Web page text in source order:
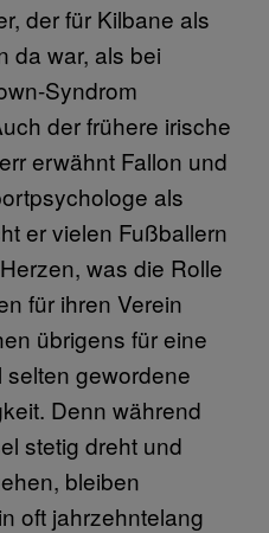
der für Kilbane als
da war, als bei
Syndrom
der frühere irische
erwähnt Fallon und
als
er vielen Fußballern
was die Rolle
für ihren Verein
übrigens für eine
gewordene
Denn während
stetig dreht und
bleiben
oft jahrzehntelang